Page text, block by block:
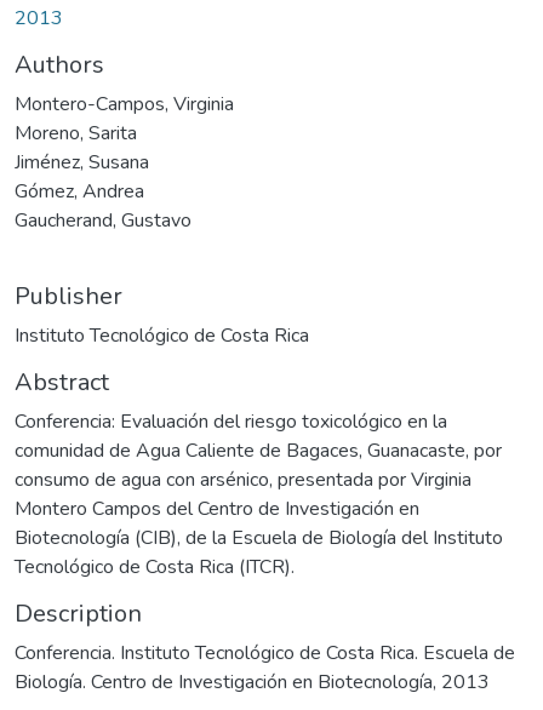
2013
Authors
Montero-Campos, Virginia
Moreno, Sarita
Jiménez, Susana
Gómez, Andrea
Gaucherand, Gustavo
Publisher
Instituto Tecnológico de Costa Rica
Abstract
Conferencia: Evaluación del riesgo toxicológico en la
comunidad de Agua Caliente de Bagaces, Guanacaste, por
consumo de agua con arsénico, presentada por Virginia
Montero Campos del Centro de Investigación en
Biotecnología (CIB), de la Escuela de Biología del Instituto
Tecnológico de Costa Rica (ITCR).
Description
Conferencia. Instituto Tecnológico de Costa Rica. Escuela de
Biología. Centro de Investigación en Biotecnología, 2013